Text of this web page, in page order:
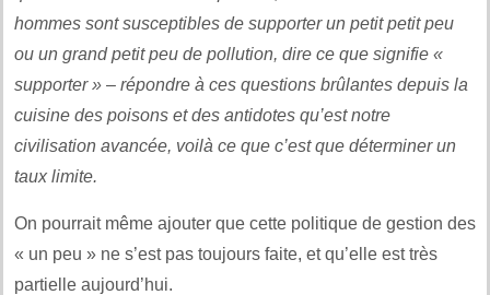
hommes sont susceptibles de supporter un petit petit peu
ou un grand petit peu de pollution, dire ce que signifie «
supporter » – répondre à ces questions brûlantes depuis la
cuisine des poisons et des antidotes qu’est notre
civilisation avancée, voilà ce que c’est que déterminer un
taux limite.
On pourrait même ajouter que cette politique de gestion des
« un peu » ne s’est pas toujours faite, et qu’elle est très
partielle aujourd’hui.